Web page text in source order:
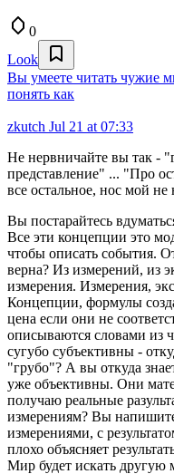
0
Look
Вы умеете читать чужие
понять как
zkutch Jul 21 at 07:33
Не нервничайте вы так -
представление" ... "Про
все остальное, нос мой не
Вы постарайтесь
Все эти концепции это
чтобы описать события.
верна? Из измерений, из
измерения. Измерения,
Концепции, формулы
цена если они не
описываются словами из
сугубо субъективны -
"грубо"? А вы откуда
уже объективны. Они
получаю реальные
измерениям? Вы
измерениями, с
плохо объясняет
Мир будет искать другую